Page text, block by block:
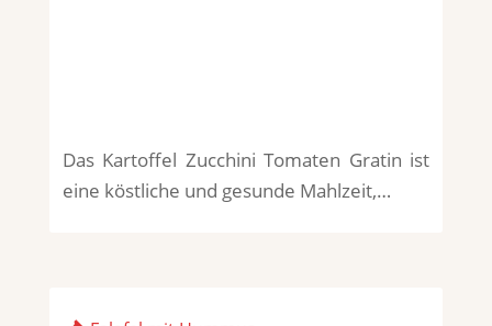
Das Kartoffel Zucchini Tomaten Gratin ist
eine köstliche und gesunde Mahlzeit,…